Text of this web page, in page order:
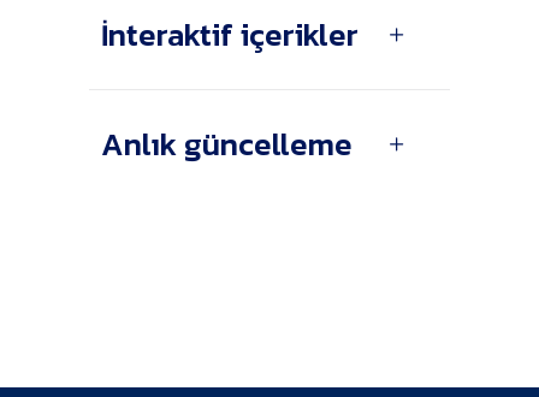
İnteraktif içerikler
Anlık güncelleme